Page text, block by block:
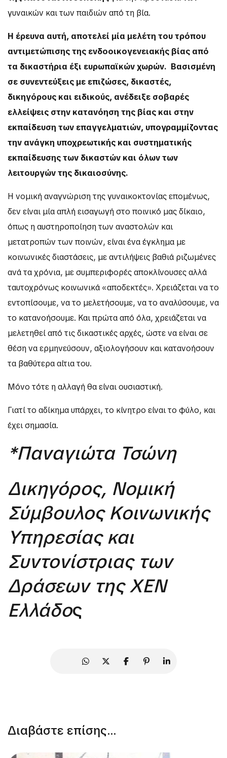
γυναικών και των παιδιών από τη βία.
Η έρευνα αυτή, αποτελεί μία μελέτη του τρόπου
αντιμετώπισης της ενδοοικογενειακής βίας από
τα δικαστήρια έξι ευρωπαϊκών χωρών. Βασισμένη
σε συνεντεύξεις με επιζώσες, δικαστές,
δικηγόρους και ειδικούς, ανέδειξε σοβαρές
ελλείψεις στην κατανόηση της βίας και στην
εκπαίδευση των επαγγελματιών, υπογραμμίζοντας
την ανάγκη υποχρεωτικής και συστηματικής
εκπαίδευσηςτων δικαστών και όλων των
λειτουργών της δικαιοσύνης.
Η νομική αναγνώριση της γυναικοκτονίας επομένως,
δεν είναι μία απλή εισαγωγή στο ποινικό μας δίκαιο,
όπως η αυστηροποίηση των αναστολών και
μετατροπών των ποινών, είναι ένα έγκλημα με
κοινωνικές διαστάσεις, με αντιλήψεις βαθιά ριζωμένες
ανά τα χρόνια, με συμπεριφορές αποκλίνουσες αλλά
ταυτοχρόνως κοινωνικά «αποδεκτές». Χρειάζεται να το
εντοπίσουμε, να το μελετήσουμε, να το αναλύσουμε, να
το κατανοήσουμε. Και πρώτα από όλα, χρειάζεται να
μελετηθεί από τις δικαστικές αρχές, ώστε να είναι σε
θέση να ερμηνεύσουν, αξιολογήσουν και κατανοήσουν
τα βαθύτερα αίτια του.
Μόνο τότε η αλλαγή θα είναι ουσιαστική.
Γιατί το αδίκημα υπάρχει, το κίνητρο είναι το φύλο, και
έχει σημασία.
*Παναγιώτα Τσώνη
Δικηγόρος, Νομική
Σύμβουλος Κοινωνικής
Υπηρεσίας και
Συντονίστριας των
Δράσεων της ΧΕΝ
Ελλάδος
Διαβάστε επίσης...